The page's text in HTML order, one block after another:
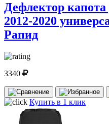
Дефлектор
2012-2020
Рапид
3340
Купить в 1 клик